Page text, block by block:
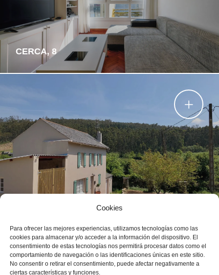
Cookies
Para ofrecer las mejores experiencias, utilizamos tecnologías como las
cookies para almacenar y/o acceder a la información del dispositivo. El
consentimiento de estas tecnologías nos permitirá procesar datos como el
comportamiento de navegación o las identificaciones únicas en este sitio.
No consentir o retirar el consentimiento, puede afectar negativamente a
ciertas características y funciones.
CERCA, 8